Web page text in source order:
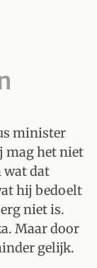
minister
mag het niet
wat dat
hij bedoelt
niet is.
Maar door
gelijk.